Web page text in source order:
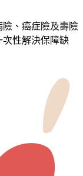
、癌症險及壽險
性解決保障缺